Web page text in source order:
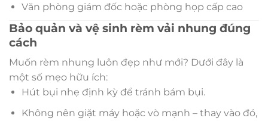
Văn phòng giám đốc hoặc phòng họp cấp cao
Bảo quản và vệ sinh rèm vải nhung đúng
cách
Muốn rèm nhung luôn đẹp như mới? Dưới đây là
một số mẹo hữu ích:
Hút bụi nhẹ định kỳ để tránh bám bụi.
Không nên giặt máy hoặc vò mạnh – thay vào đó,